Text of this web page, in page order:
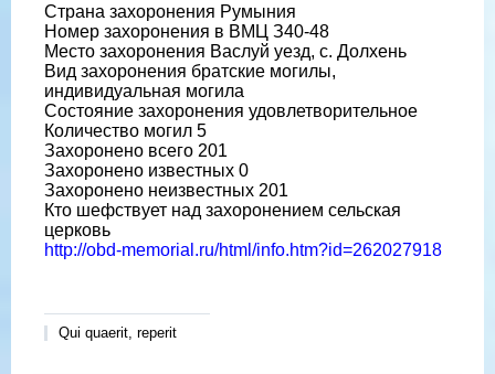
Страна захоронения Румыния
Номер захоронения в ВМЦ З40-48
Место захоронения Васлуй уезд, с. Долхень
Вид захоронения братские могилы,
индивидуальная могила
Состояние захоронения удовлетворительное
Количество могил 5
Захоронено всего 201
Захоронено известных 0
Захоронено неизвестных 201
Кто шефствует над захоронением сельская
церковь
http://obd-memorial.ru/html/info.htm?id=262027918
Qui quaerit, reperit